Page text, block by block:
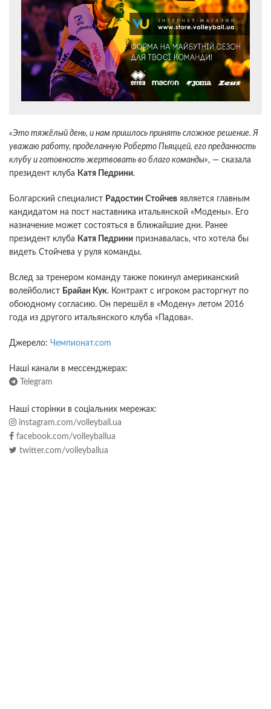
«Это тяжёлый день, и нам пришлось принять сложное решение. Я
уважаю работу, проделанную Роберто Пьяццей, его преданность
клубу и готовность жертвовать во благо команды», — сказала
президент клуба Катя Педрини.
Болгарский специалист Радостин Стойчев является главным
кандидатом на пост наставника итальянской «Модены». Его
назначение может состояться в ближайшие дни. Ранее
президент клуба Катя Педрини признавалась, что хотела бы
видеть Стойчева у руля команды.
Вслед за тренером команду также покинул американский
волейболист Брайан Кук. Контракт с игроком расторгнут по
обоюдному согласию. Он перешёл в «Модену» летом 2016
года из другого итальянского клуба «Падова».
Джерело: Чемпионат.сom
Наші канали в мессенджерах:
Telegram
Наші сторінки в соціальних мережах:
instagram.com/volleyball.ua
facebook.com/volleyballua
twitter.com/volleyballua